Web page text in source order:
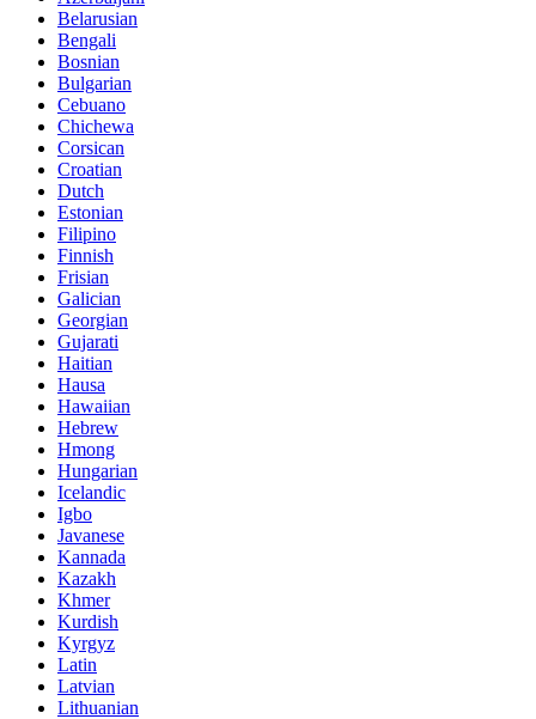
Belarusian
Bengali
Bosnian
Bulgarian
Cebuano
Chichewa
Corsican
Croatian
Dutch
Estonian
Filipino
Finnish
Frisian
Galician
Georgian
Gujarati
Haitian
Hausa
Hawaiian
Hebrew
Hmong
Hungarian
Icelandic
Igbo
Javanese
Kannada
Kazakh
Khmer
Kurdish
Kyrgyz
Latin
Latvian
Lithuanian